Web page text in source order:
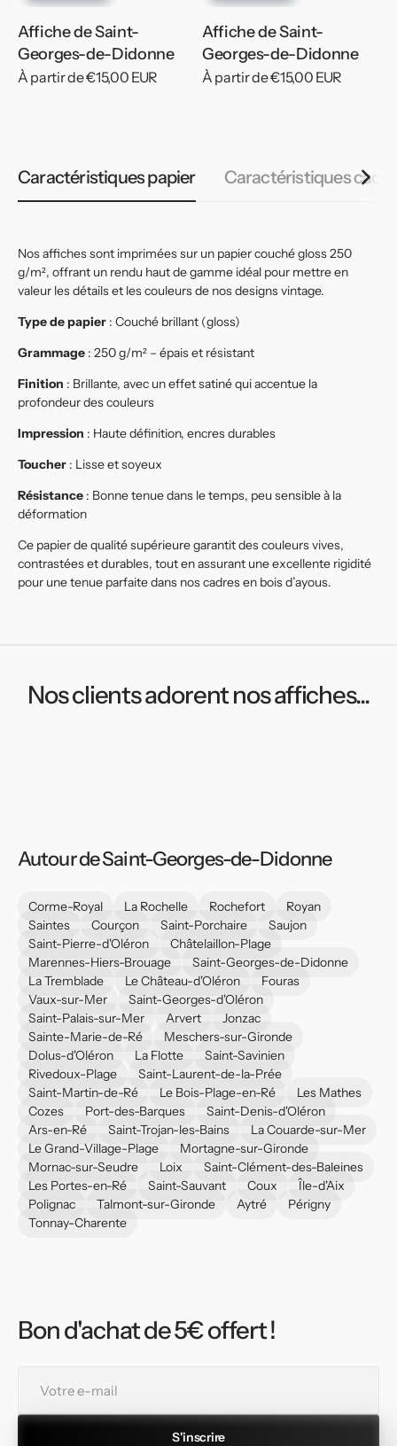
Affiche de Saint-
Georges-de-Didonne
Prix
À partir de €15,00 EUR
Affiche de Saint-
Georges-de-Didonne
Prix
À partir de €15,00 EUR
Caractéristiques papier Caractéristiques cadre
Nos affiches sont imprimées sur un papier couché gloss 250
g/m², offrant un rendu haut de gamme idéal pour mettre en
valeur les détails et les couleurs de nos designs vintage.
Type de papier : Couché brillant (gloss)
Grammage : 250 g/m² – épais et résistant
Finition : Brillante, avec un effet satiné qui accentue la
profondeur des couleurs
Impression : Haute définition, encres durables
Toucher : Lisse et soyeux
Résistance : Bonne tenue dans le temps, peu sensible à la
déformation
Ce papier de qualité supérieure garantit des couleurs vives,
contrastées et durables, tout en assurant une excellente rigidité
pour une tenue parfaite dans nos cadres en bois d’ayous.
Nos clients adorent nos affiches...
Autour de Saint-Georges-de-Didonne
Corme-Royal La Rochelle Rochefort
Royan
Saintes
Courçon Saint-Porchaire
Saujon
Saint-Pierre-d'Oléron
Châtelaillon-Plage
Marennes-Hiers-Brouage
Saint-Georges-de-Didonne
La Tremblade
Le Château-d'Oléron
Fouras
Vaux-sur-Mer
Saint-Georges-d'Oléron
Saint-Palais-sur-Mer
Arvert
Jonzac
Sainte-Marie-de-Ré
Meschers-sur-Gironde
Dolus-d'Oléron
La Flotte
Saint-Savinien
Rivedoux-Plage
Saint-Laurent-de-la-Prée
Saint-Martin-de-Ré
Le Bois-Plage-en-Ré
Les Mathes
Cozes
Port-des-Barques
Saint-Denis-d'Oléron
Ars-en-Ré
Saint-Trojan-les-Bains
La Couarde-sur-Mer
Le Grand-Village-Plage
Mortagne-sur-Gironde
Mornac-sur-Seudre
Loix
Saint-Clément-des-Baleines
Les Portes-en-Ré
Saint-Sauvant Coux
Île-d'Aix
Polignac
Talmont-sur-Gironde Aytré
Périgny
Tonnay-Charente
Bon d'achat de 5€ offert !
mail
S'inscrire